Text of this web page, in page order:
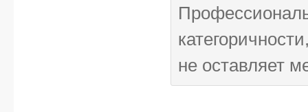
не оставляет